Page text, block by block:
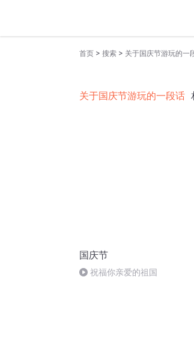
首页 > 搜索 > 关于国庆节游玩的一
关于国庆节游玩的一段话
国庆节
祝福你亲爱的祖国